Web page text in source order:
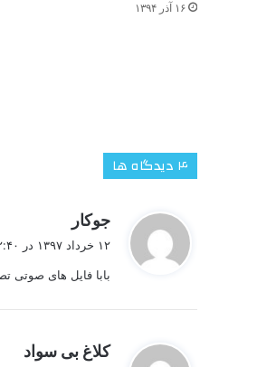
۱۶ آذر ۱۳۹۴
‫۴ دیدگاه ها
جوکار
۱۲ خرداد ۱۳۹۷ در ۱۲:۴۰ ب٫ظ
بابا فایل های صوتی
کلاغ بی سواد